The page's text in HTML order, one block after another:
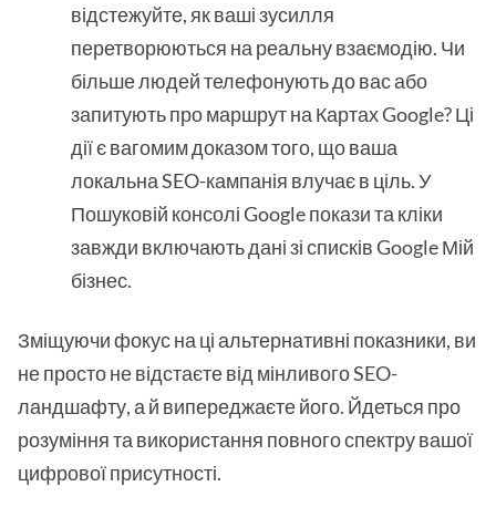
відстежуйте, як ваші зусилля
перетворюються на реальну взаємодію. Чи
більше людей телефонують до вас або
запитують про маршрут на Картах Google? Ці
дії є вагомим доказом того, що ваша
локальна SEO-кампанія влучає в ціль. У
Пошуковій консолі Google покази та кліки
завжди включають дані зі списків Google Мій
бізнес.
Зміщуючи фокус на ці альтернативні показники, ви
не просто не відстаєте від мінливого SEO-
ландшафту, а й випереджаєте його. Йдеться про
розуміння та використання повного спектру вашої
цифрової присутності.